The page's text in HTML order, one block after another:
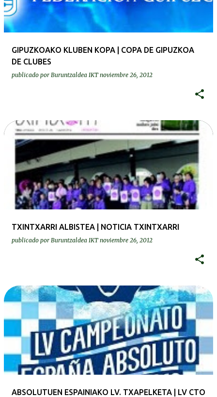
GIPUZKOAKO KLUBEN KOPA | COPA DE GIPUZKOA
DE CLUBES
publicado por Buruntzaldea IKT noviembre 26, 2012
TXINTXARRI ALBISTEA | NOTICIA TXINTXARRI
publicado por Buruntzaldea IKT noviembre 26, 2012
ABSOLUTUEN ESPAINIAKO LV. TXAPELKETA | LV CTO